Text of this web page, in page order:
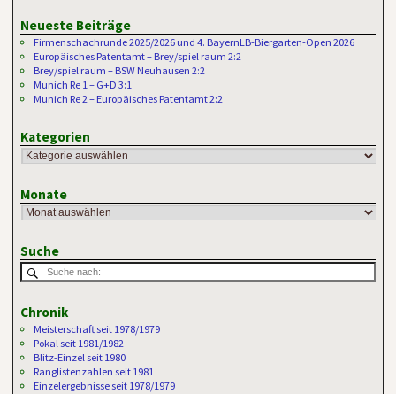
Neueste Beiträge
Firmenschachrunde 2025/2026 und 4. BayernLB-Biergarten-Open 2026
Europäisches Patentamt – Brey/spiel raum 2:2
Brey/spiel raum – BSW Neuhausen 2:2
Munich Re 1 – G+D 3:1
Munich Re 2 – Europäisches Patentamt 2:2
Kategorien
Monate
Suche
Chronik
Meisterschaft seit 1978/1979
Pokal seit 1981/1982
Blitz-Einzel seit 1980
Ranglistenzahlen seit 1981
Einzelergebnisse seit 1978/1979